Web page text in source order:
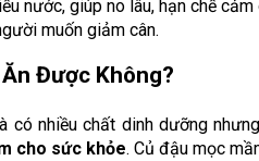
nước, giúp no lâu, hạn chế cảm
muốn giảm cân.
Được Không?
có nhiều chất dinh dưỡng
cho sức khỏe. Củ đậu mọc